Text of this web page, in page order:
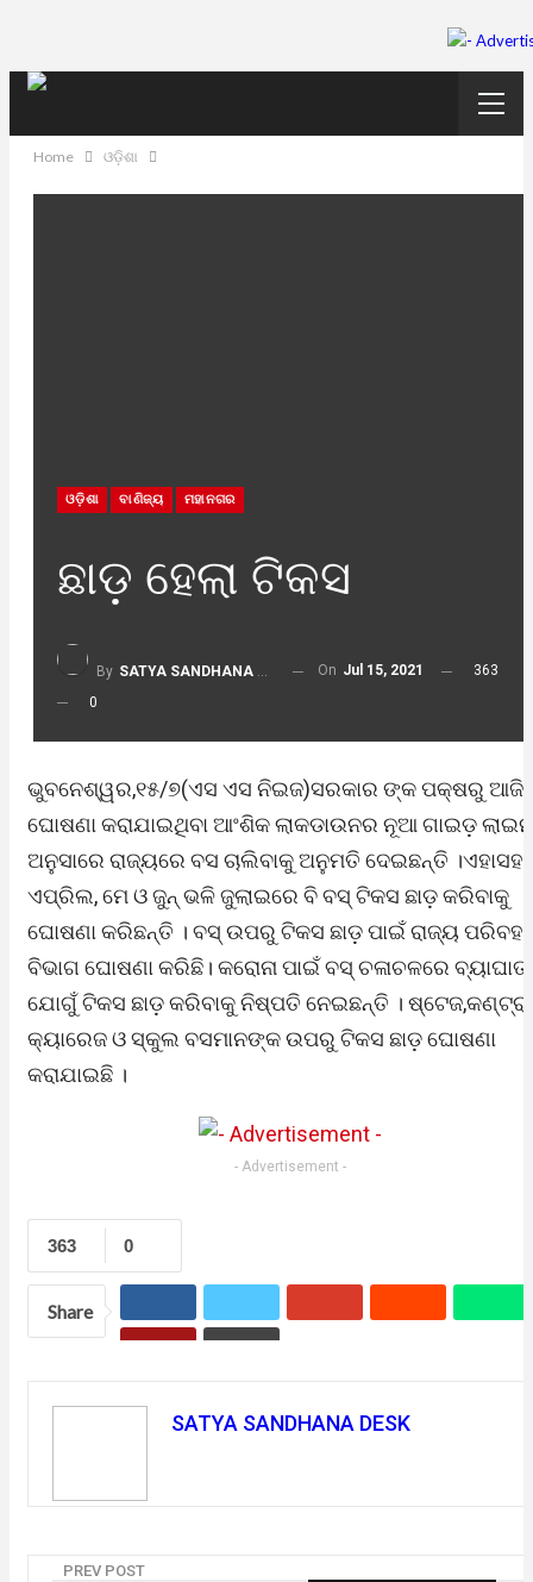
Home ଓଡ଼ିଶା
ଓଡ଼ିଶା ବାଣିଜ୍ୟ ମହାନଗର
ଛାଡ଼ ହେଲା ଟିକସ
By SATYA SANDHANA DESK On Jul 15, 2021
363
0
ଭୁବନେଶ୍ୱର,୧୫/୭(ଏସ ଏସ ନିଇଜ)ସରକାର ଙ୍କ ପକ୍ଷରୁ ଆଜି
ଘୋଷଣା କରାଯାଇଥିବା ଆଂଶିକ ଲାକଡାଉନର ନୂଆ ଗାଇଡ଼ ଲାଇନ
ଅନୁସାରେ ରାଜ୍ୟରେ ବସ ଚାଲିବାକୁ ଅନୁମତି ଦେଇଛନ୍ତି ।ଏହାସହ
ଏପ୍ରିଲ, ମେ ଓ ଜୁନ୍ ଭଳି ଜୁଲାଇରେ ବି ବସ୍ ଟିକସ ଛାଡ଼ କରିବାକୁ
ଘୋଷଣା କରିଛନ୍ତି । ବସ୍ ଉପରୁ ଟିକସ ଛାଡ଼ ପାଇଁ ରାଜ୍ୟ
ବିଭାଗ ଘୋଷଣା କରିଛି। କରୋନା ପାଇଁ ବସ୍ ଚଳାଚଳରେ ବ୍ୟାଘାତ
ଯୋଗୁଁ ଟିକସ ଛାଡ଼ କରିବାକୁ ନିଷ୍ପତି ନେଇଛନ୍ତି ।
କ୍ୟାରେଜ ଓ ସ୍କୁଲ ବସମାନଙ୍କ ଉପରୁ ଟିକସ ଛାଡ଼ ଘୋଷଣା
କରାଯାଇଛି ।
- Advertisement -
0
363
Share
SATYA SANDHANA DESK
PREV POST